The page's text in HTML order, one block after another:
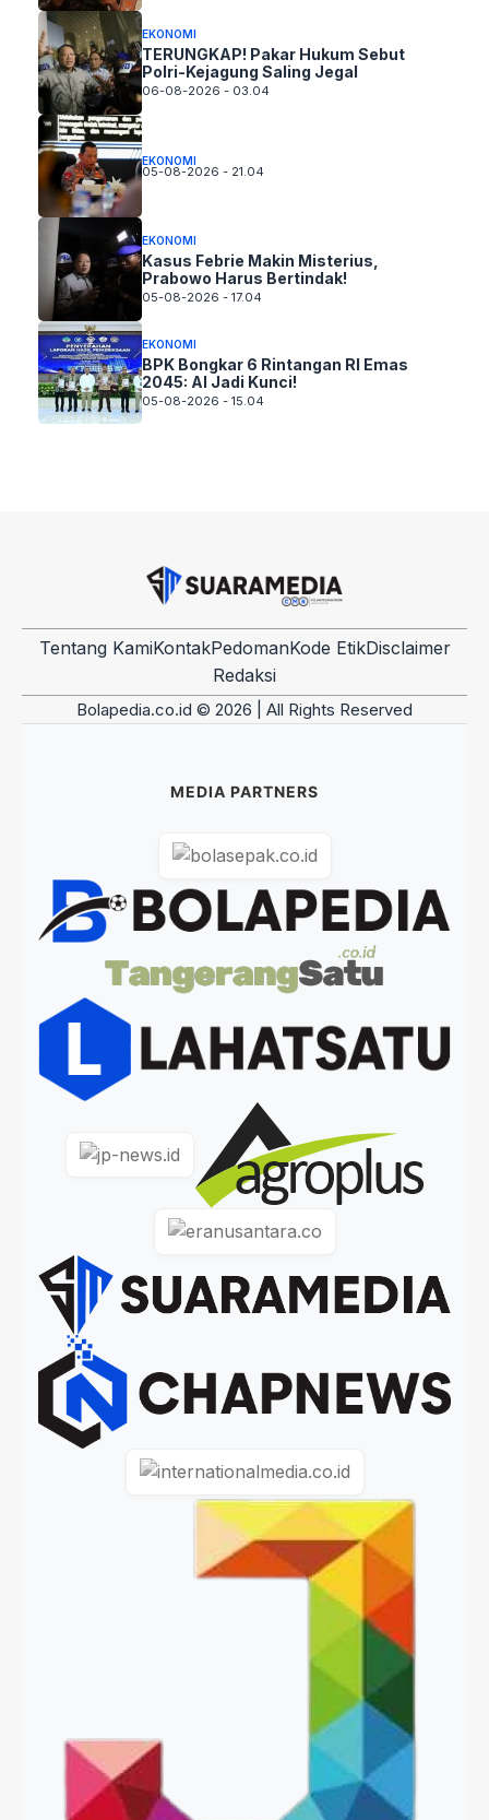
EKONOMI
TERUNGKAP! Pakar Hukum Sebut
Polri-Kejagung Saling Jegal
06-08-2026 - 03.04
EKONOMI
05-08-2026 - 21.04
EKONOMI
Kasus Febrie Makin Misterius,
Prabowo Harus Bertindak!
05-08-2026 - 17.04
EKONOMI
BPK Bongkar 6 Rintangan RI Emas
2045: AI Jadi Kunci!
05-08-2026 - 15.04
Tentang KamiKontakPedomanKode EtikDisclaimer
Redaksi
Bolapedia.co.id © 2026 | All Rights Reserved
MEDIA PARTNERS